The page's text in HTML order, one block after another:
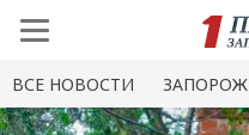
ВСЕ НОВОСТИ